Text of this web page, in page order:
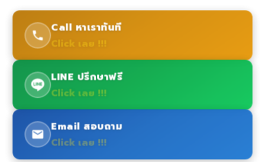
Call หาเราทันที
Click เลย !!!
LINE ปรึกษาฟรี
Click เลย !!!
Email สอบถาม
Click เลย !!!